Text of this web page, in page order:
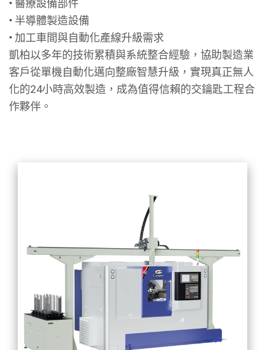
• 醫療設備部件
• 半導體製造設備
• 加工車間與自動化產線升級需求
凱柏以多年的技術累積與系統整合經驗，協助製造業
客戶從單機自動化邁向整廠智慧升級，實現真正無人
化的24小時高效製造，成為值得信賴的交鑰匙工程合
作夥伴。